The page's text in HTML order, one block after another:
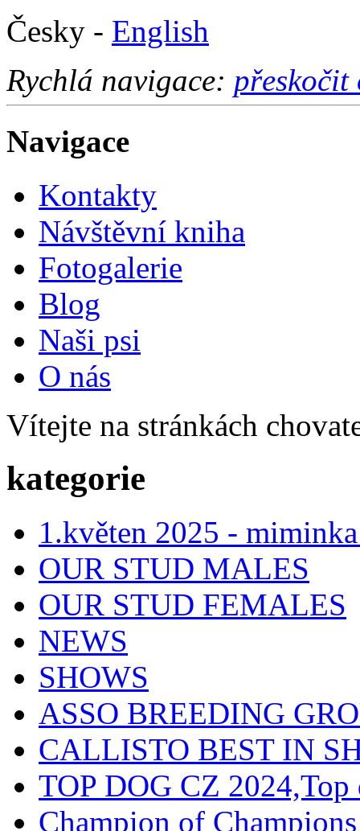
Česky - English
Rychlá navigace: přeskočit
Navigace
Kontakty
Návštěvní kniha
Fotogalerie
Blog
Naši psi
O nás
Vítejte na stránkách
kategorie
1.květen 2025 -
OUR STUD MALES
OUR STUD FEMALES
NEWS
SHOWS
ASSO BREEDING
CALLISTO BEST IN
TOP DOG CZ
Champion of